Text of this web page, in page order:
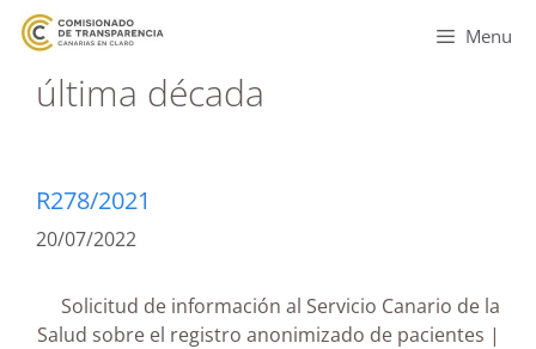
Menu
última década
R278/2021
20/07/2022
Solicitud de información al Servicio Canario de la
Salud sobre el registro anonimizado de pacientes |